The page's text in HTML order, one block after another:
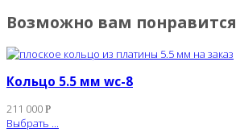
Возможно вам понравится
Кольцо 5.5 мм wc-8
211 000 Р
Выбрать ...